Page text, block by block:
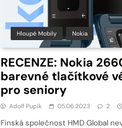
Hloupé Mobily Nokia
RECENZE: Nokia
barevné tlačítkové
pro seniory
Adolf Pupík 05.06.2023 2
Finská společnost HMD Global